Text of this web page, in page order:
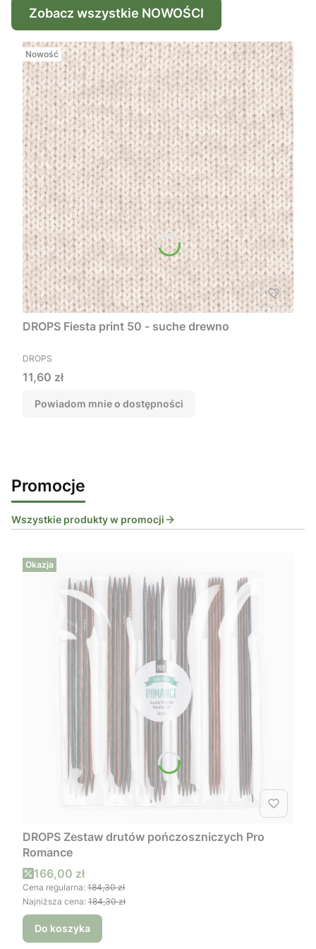
Zobacz wszystkie NOWOŚCI
Nowość
DROPS Fiesta print 50 - suche drewno
PRODUCENT
DROPS
Cena
11,60 zł
Powiadom mnie o dostępności
Promocje
Wszystkie produkty w promocji
Okazja
DROPS Zestaw drutów pończoszniczych Pro
Romance
Cena promocyjna
166,00 zł
Cena regularna: 184,30 zł
Najniższa cena: 184,30 zł
Do koszyka